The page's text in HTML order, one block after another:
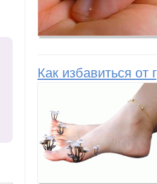
Как избавиться от